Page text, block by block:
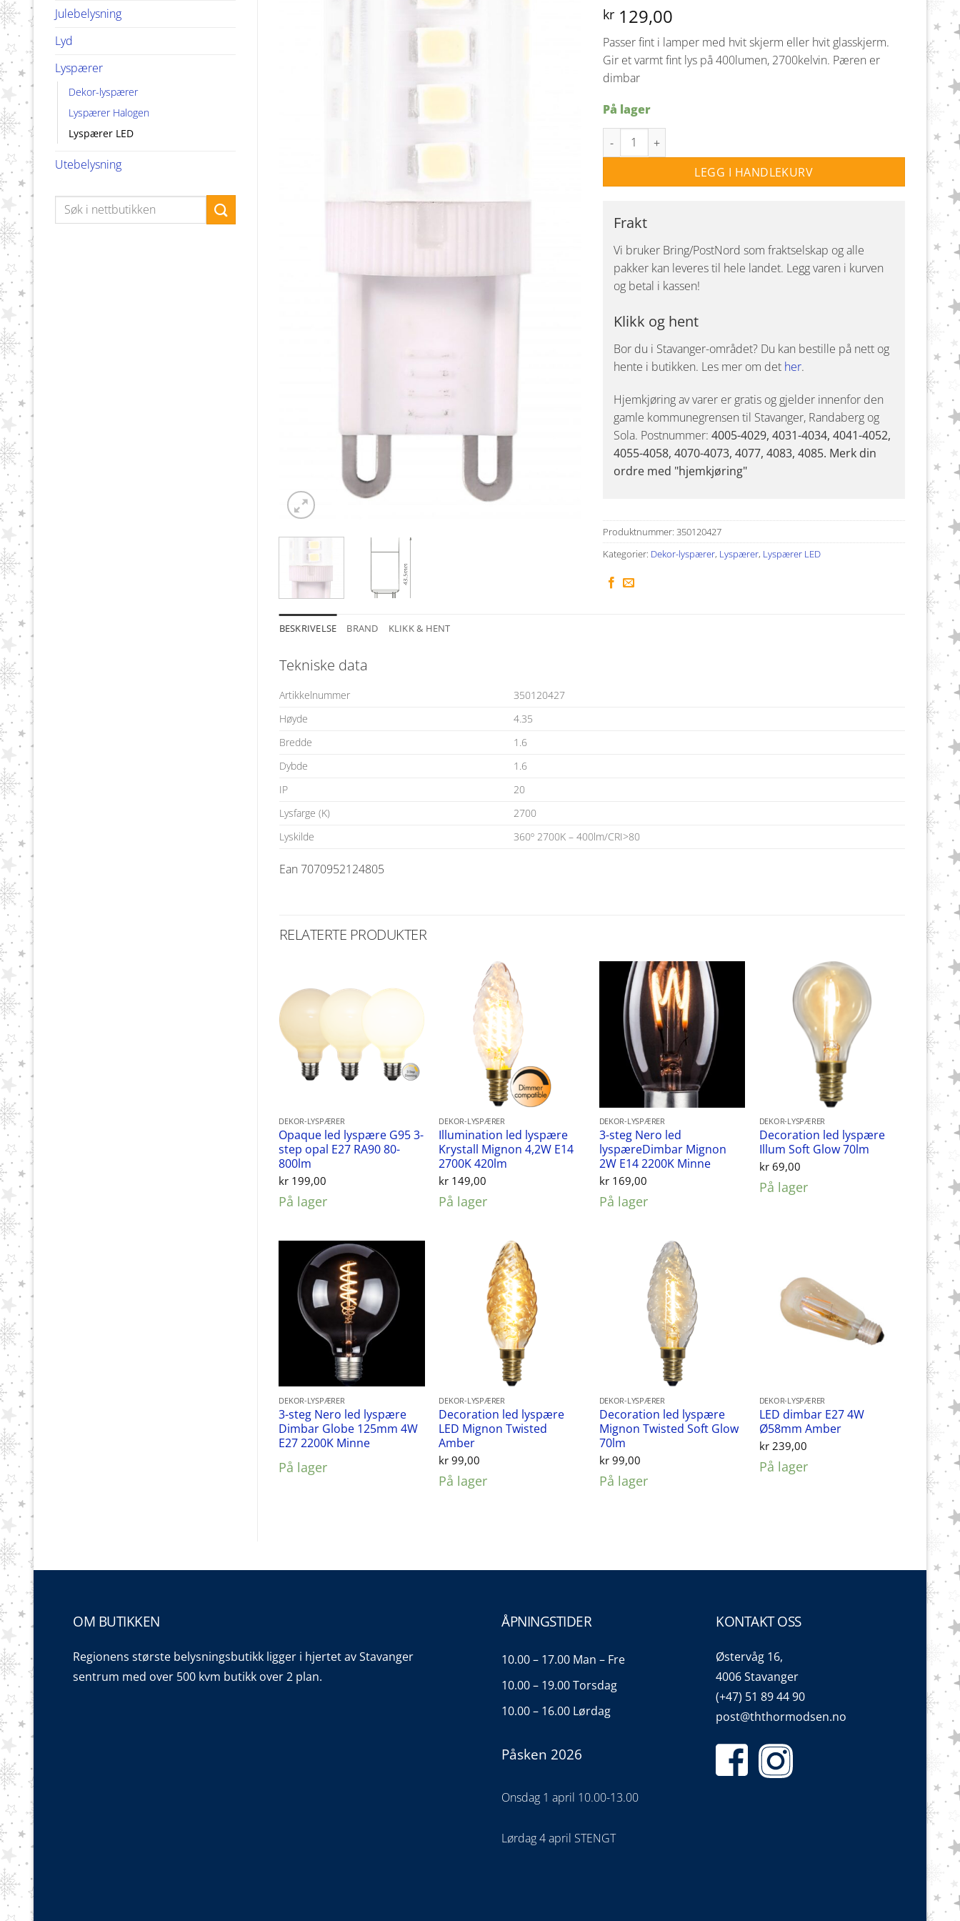
Julebelysning
Lyd
Lyspærer
Dekor-lyspærer
Lyspærer Halogen
Lyspærer LED
Utebelysning
Søk
kr129,00
Passer fint i lamper med hvit skjerm eller hvit glasskjerm.
Gir et varmt fint lys på 400lumen, 2700kelvin. Pæren er
dimbar
På lager
Ledpære G9 CORN 4W 2700 Kelvin - Dimbar antall
LEGG I HANDLEKURV
Frakt
Vi bruker Bring/PostNord som fraktselskap og alle
pakker kan leveres til hele landet. Legg varen i kurven
og betal i kassen!
Klikk og hent
Bor du i Stavanger-området? Du kan bestille på nett og
hente i butikken. Les mer om det her.
Hjemkjøring av varer er gratis og gjelder innenfor den
gamle kommunegrensen til Stavanger, Randaberg og
Sola. Postnummer: 4005-4029, 4031-4034, 4041-4052,
4055-4058, 4070-4073, 4077, 4083, 4085. Merk din
ordre med "hjemkjøring"
Produktnummer: 350120427
Kategorier: Dekor-lyspærer, Lyspærer, Lyspærer LED
BESKRIVELSE BRAND KLIKK & HENT
Tekniske data
Artikkelnummer
350120427
Høyde
4.35
Bredde
1.6
Dybde
1.6
IP
20
Lysfarge (K)
2700
Lyskilde
360º 2700K – 400lm/CRI>80
Ean 7070952124805
RELATERTE PRODUKTER
DEKOR-LYSPÆRER
Opaque led lyspære G95 3-
step opal E27 RA90 80-
800lm
kr 199,00
På lager
DEKOR-LYSPÆRER
Illumination led lyspære
Krystall Mignon 4,2W E14
2700K 420lm
kr 149,00
På lager
DEKOR-LYSPÆRER
3-steg Nero led
lyspæreDimbar Mignon
2W E14 2200K Minne
kr169,00
På lager
DEKOR-LYSPÆRER
Decoration led lyspære
Illum Soft Glow 70lm
kr69,00
På lager
DEKOR-LYSPÆRER
3-steg Nero led lyspære
Dimbar Globe 125mm 4W
E27 2200K Minne
På lager
DEKOR-LYSPÆRER
Decoration led lyspære
LED Mignon Twisted
Amber
kr 99,00
På lager
DEKOR-LYSPÆRER
Decoration led lyspære
Mignon Twisted Soft Glow
70lm
kr99,00
På lager
DEKOR-LYSPÆRER
LED dimbar E27 4W
Ø58mm Amber
kr239,00
På lager
OM BUTIKKEN
Regionens største belysningsbutikk ligger i hjertet av Stavanger
sentrum med over 500 kvm butikk over 2 plan.
ÅPNINGSTIDER
10.00 – 17.00 Man – Fre
10.00 – 19.00 Torsdag
10.00 – 16.00 Lørdag
Påsken 2026
Onsdag 1 april 10.00-13.00
Lørdag 4 april STENGT
KONTAKT OSS
Østervåg 16,
4006 Stavanger
(+47) 51 89 44 90
post@ththormodsen.no